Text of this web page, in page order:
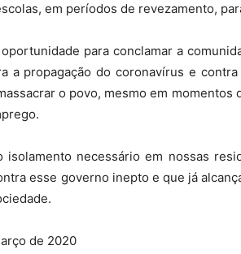
em períodos de revezamento,
para conclamar a
a propagação do coronavírus e
o povo, mesmo em momentos
isolamento necessário em nossas
esse governo inepto e que já
de 2020